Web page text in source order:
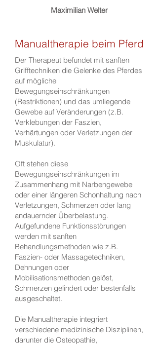
Maximilian Welter
Manualtherapie beim Pferd
Der Therapeut befundet mit sanften
Grifftechniken die Gelenke des Pferdes
auf mögliche
Bewegungseinschränkungen
(Restriktionen) und das umliegende
Gewebe auf Veränderungen (z.B.
Verklebungen der Faszien,
Verhärtungen oder Verletzungen der
Muskulatur).
Oft stehen diese
Bewegungseinschränkungen im
Zusammenhang mit Narbengewebe
oder einer längeren Schonhaltung nach
Verletzungen, Schmerzen oder lang
andauernder Überbelastung.
Aufgefundene Funktionsstörungen
werden mit sanften
Behandlungsmethoden wie z.B.
Faszien- oder Massagetechniken,
Dehnungen oder
Mobilisationsmethoden gelöst,
Schmerzen gelindert oder bestenfalls
ausgeschaltet.
Die Manualtherapie integriert
verschiedene medizinische Disziplinen,
darunter die Osteopathie,